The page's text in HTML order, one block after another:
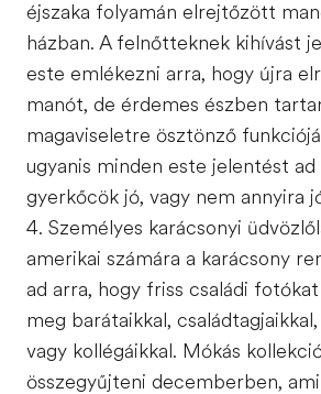
éjszaka folyamán elrejtőzött
házban. A felnőtteknek kihívást
este emlékezni arra, hogy újra
manót, de érdemes észben
magaviseletre ösztönző
ugyanis minden este jelentést ad
gyerkőcök jó, vagy nem annyira
4. Személyes karácsonyi
amerikai számára a karácsony
ad arra, hogy friss családi
meg barátaikkal,
vagy kollégáikkal. Mókás
összegyűjteni decemberben,